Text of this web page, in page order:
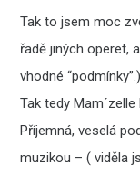
Tak to jsem moc
řadě jiných operet,
vhodné “podmínky”.)
Tak tedy
Příjemná, veselá
muzikou – ( viděla